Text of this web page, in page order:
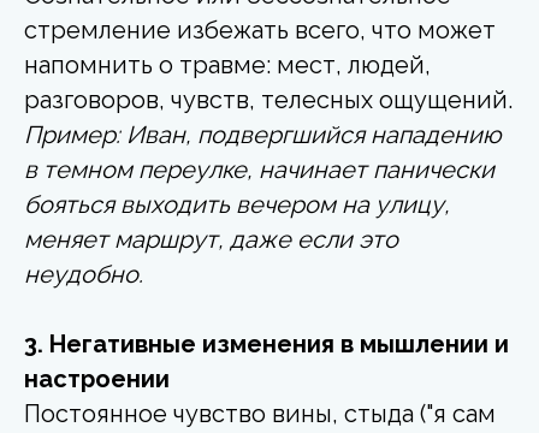
стремление избежать всего, что может
напомнить о травме: мест, людей,
разговоров, чувств, телесных ощущений.
Пример: Иван, подвергшийся нападению
в темном переулке, начинает панически
бояться выходить вечером на улицу,
меняет маршрут, даже если это
неудобно.
3. Негативные изменения в мышлении и
настроении
Постоянное чувство вины, стыда ("я сам